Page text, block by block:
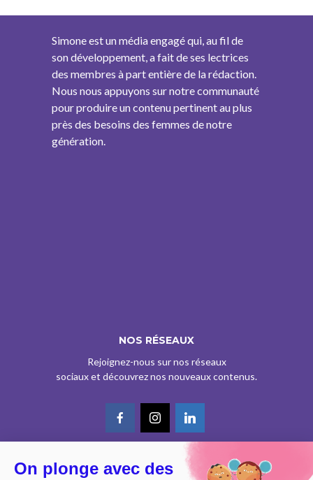
Simone est un média engagé qui, au fil de
son développement, a fait de ses lectrices
des membres à part entière de la rédaction.
Nous nous appuyons sur notre communauté
pour produire un contenu pertinent au plus
près des besoins des femmes de notre
génération.
NOS RÉSEAUX
Rejoignez-nous sur nos réseaux
sociaux et découvrez nos nouveaux contenus.
On plonge avec des